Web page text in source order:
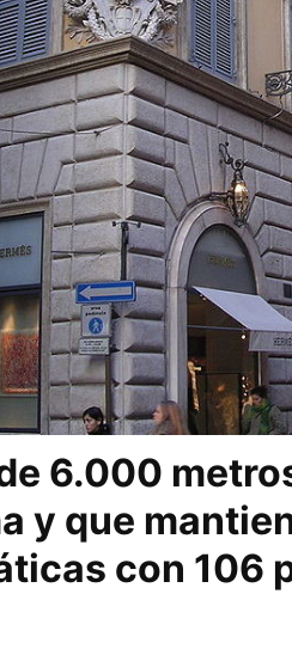
6.000
y que
con 106